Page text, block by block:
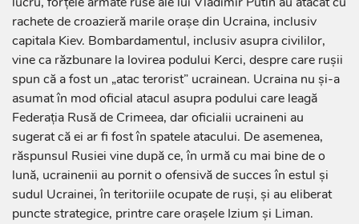
rachete de croazieră marile oraşe din Ucraina, inclusiv
capitala Kiev. Bombardamentul, inclusiv asupra civililor,
vine ca răzbunare la lovirea podului Kerci, despre care ruşii
spun că a fost un „atac terorist” ucrainean. Ucraina nu şi-a
asumat în mod oficial atacul asupra podului care leagă
Federaţia Rusă de Crimeea, dar oficialii ucraineni au
sugerat că ei ar fi fost în spatele atacului. De asemenea,
răspunsul Rusiei vine după ce, în urmă cu mai bine de o
lună, ucrainenii au pornit o ofensivă de succes în estul şi
sudul Ucrainei, în teritoriile ocupate de ruşi, şi au eliberat
puncte strategice, printre care oraşele Izium şi Liman.